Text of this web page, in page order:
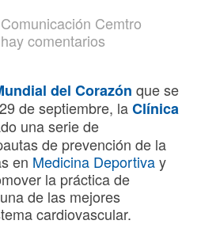
Comunicación Cemtro
comentarios
del Corazón que se
de septiembre, laClínica
una serie de
de prevención de la
en Medicina Deportivay
la práctica de
de las mejores
cardiovascular.